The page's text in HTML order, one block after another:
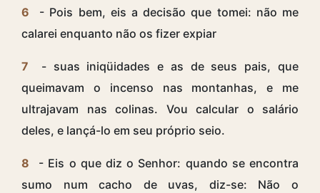
6
- Pois bem, eis a decisão que tomei: não me
calarei enquanto não os fizer expiar
7
- suas iniqüidades e as de seus pais, que
queimavam o incenso nas montanhas, e me
ultrajavam nas colinas. Vou calcular o salário
deles, e lançá-lo em seu próprio seio.
8
- Eis o que diz o Senhor: quando se encontra
sumo num cacho de uvas, diz-se: Não o